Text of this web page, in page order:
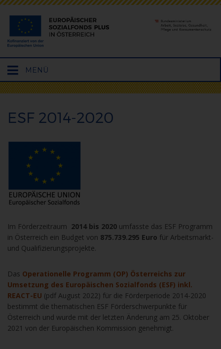
Hauptmenü
öffnen
MENÜ
ESF 2014-2020
Im Förderzeitraum 2014 bis 2020 umfasste das ESF Programm
in Österreich ein Budget von 875.739.295 Euro für Arbeitsmarkt-
und Qualifizierungsprojekte.
Das Operationelle Programm (OP) Österreichs zur
Umsetzung des Europäischen Sozialfonds (ESF) inkl.
REACT-EU (pdf August 2022) für die Förderperiode 2014-2020
bestimmt die thematischen ESF Förderschwerpunkte für
Österreich und wurde mit der letzten Änderung am 25. Oktober
2021 von der Europäischen Kommission genehmigt.